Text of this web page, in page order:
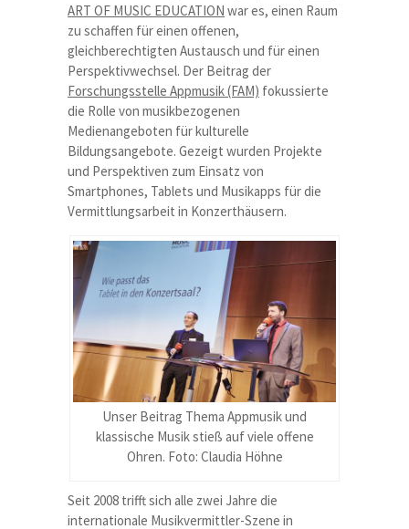
ART OF MUSIC EDUCATION war es, einen Raum
zu schaffen für einen offenen,
gleichberechtigten Austausch und für einen
Perspektivwechsel. Der Beitrag der
Forschungsstelle Appmusik (FAM) fokussierte
die Rolle von musikbezogenen
Medienangeboten für kulturelle
Bildungsangebote. Gezeigt wurden Projekte
und Perspektiven zum Einsatz von
Smartphones, Tablets und Musikapps für die
Vermittlungsarbeit in Konzerthäusern.
Unser Beitrag Thema Appmusik und
klassische Musik stieß auf viele offene
Ohren. Foto: Claudia Höhne
Seit 2008 trifft sich alle zwei Jahre die
internationale Musikvermittler-Szene in